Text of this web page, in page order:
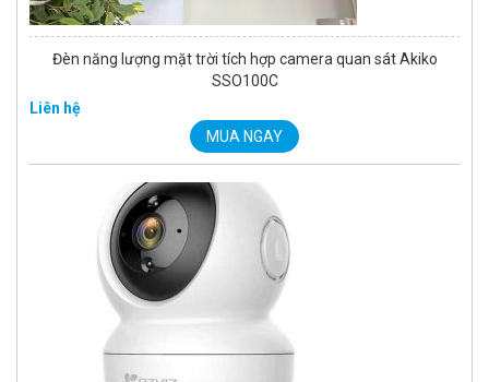
Đèn năng lượng mặt trời tích hợp camera quan sát Akiko
SSO100C
Liên hệ
MUA NGAY